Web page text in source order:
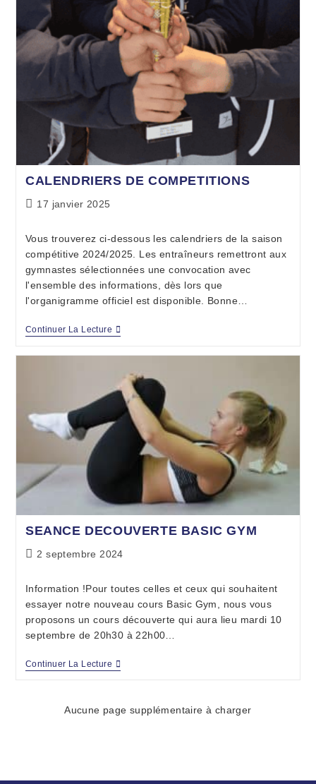
CALENDRIERS DE COMPETITIONS
17 janvier 2025
Vous trouverez ci-dessous les calendriers de la saison
compétitive 2024/2025. Les entraîneurs remettront aux
gymnastes sélectionnées une convocation avec
l'ensemble des informations, dès lors que
l'organigramme officiel est disponible. Bonne…
Continuer La Lecture
SEANCE DECOUVERTE BASIC GYM
2 septembre 2024
Information !Pour toutes celles et ceux qui souhaitent
essayer notre nouveau cours Basic Gym, nous vous
proposons un cours découverte qui aura lieu mardi 10
septembre de 20h30 à 22h00…
Continuer La Lecture
Aucune page supplémentaire à charger